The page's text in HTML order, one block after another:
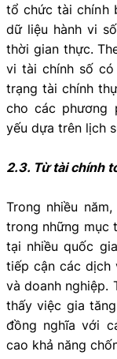
tổ chức tài chính
dữ liệu hành vi
thời gian thực.
vi tài chính số
trạng tài chính
cho các phương
yếu dựa trên lịch
2.3. Từ tài chính
Trong nhiều
trong những mục
tại nhiều quốc
tiếp cận các dịch
và doanh nghiệp.
thấy việc gia
đồng nghĩa với
cao khả năng